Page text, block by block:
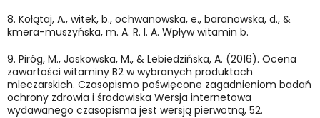
8. Kołątaj, A., witek, b., ochwanowska, e., baranowska, d., &
kmera-muszyńska, m. A. R. I. A. Wpływ witamin b.
9. Piróg, M., Joskowska, M., & Lebiedzińska, A. (2016). Ocena
zawartości witaminy B2 w wybranych produktach
mleczarskich. Czasopismo poświęcone zagadnieniom badań
ochrony zdrowia i środowiska Wersja internetowa
wydawanego czasopisma jest wersją pierwotną, 52.